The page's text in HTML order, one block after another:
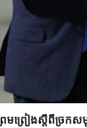
ព្រមព្រៀងស្តីពីច្រ